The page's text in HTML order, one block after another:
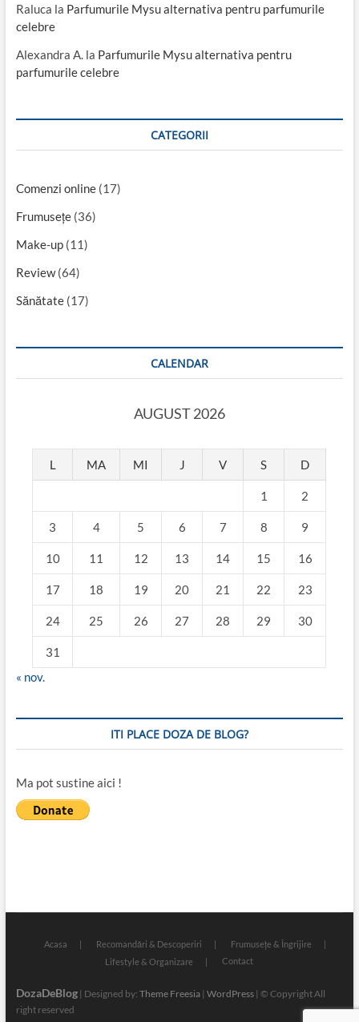
Raluca la Parfumurile Mysu alternativa pentru parfumurile
celebre
Alexandra A.la Parfumurile Mysu alternativa pentru
parfumurile celebre
CATEGORII
Comenzi online(17)
Frumusețe(36)
Make-up(11)
Review(64)
Sănătate(17)
CALENDAR
AUGUST 2026
L MA MI J V S D
1 2
3 4 5 6 7 8 9
10 11 12 13 14 15 16
17 18 19 20 21 22 23
24 25 26 27 28 29 30
31
« nov.
ITI PLACE DOZA DE BLOG?
Ma pot sustine aici !
Acasa Recomandări & Descoperiri
Frumusețe & Îngrijire
Lifestyle & Organizare
Contact
DozaDeBlog| Designed by: Theme Freesia| WordPress| © Copyright All
right reserved